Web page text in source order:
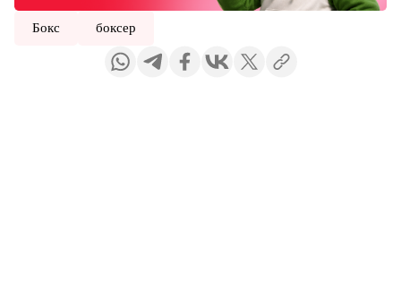
Бокс боксер